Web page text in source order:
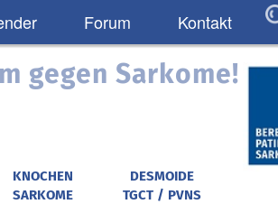
Forum Kontakt
gegen Sarkome!
KNOCHEN
SARKOME
DESMOIDE
TGCT / PVNS